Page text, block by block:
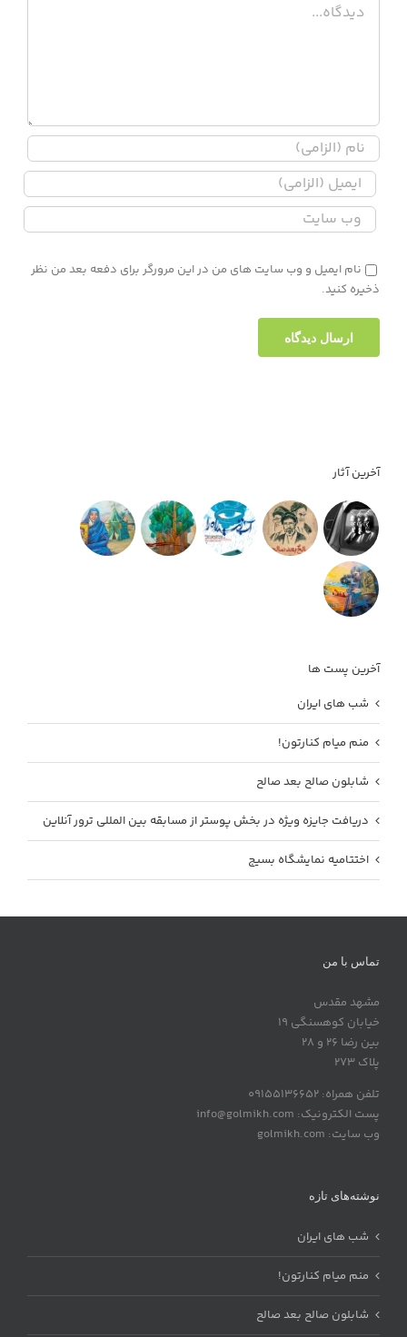
نام ایمیل و وب سایت های من در این مرورگر برای دفعه بعد من نظر
ذخیره کنید.
آخرین آثار
آخرین پست ها
شب های ایران
منم میام کنارتون!
شابلون صالح بعد صالح
دریافت جایزه ویژه در بخش پوستر از مسابقه بین المللی ترور آنلاین
اختتامیه نمایشگاه بسیج
تماس با من
مشهد مقدس
خیابان کوهسنگی 19
بین رضا 26 و 28
پلاک 273
تلفن همراه: 09155136652
پست الکترونیک: info@golmikh.com
وب سایت: golmikh.com
نوشته‌های تازه
شب های ایران
منم میام کنارتون!
شابلون صالح بعد صالح